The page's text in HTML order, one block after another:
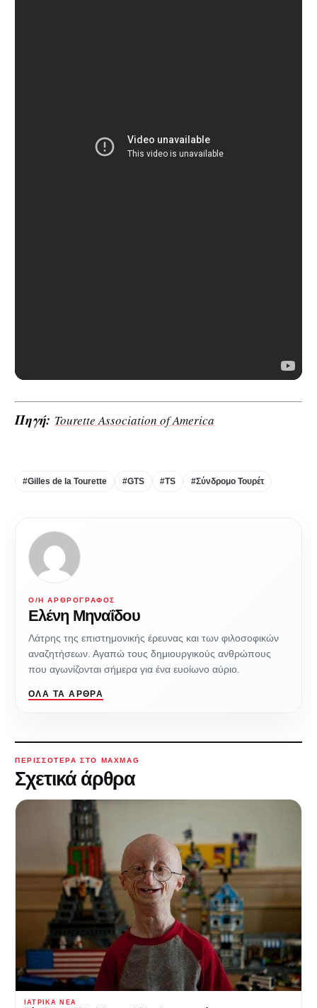
Πηγή: Tourette Association of America
#Gilles de la Tourette #GTS #TS #Σύνδρομο Τουρέτ
Ο/Η ΑΡΘΡΟΓΡΆΦΟΣ
Ελένη Μηναΐδου
Λάτρης της επιστημονικής έρευνας και των φιλοσοφικών
αναζητήσεων. Αγαπώ τους δημιουργικούς ανθρώπους
που αγωνίζονται σήμερα για ένα ευοίωνο αύριο.
ΌΛΑ ΤΑ ΆΡΘΡΑ
ΠΕΡΙΣΣΌΤΕΡΑ ΣΤΟ MAXMAG
Σχετικά άρθρα
ΙΑΤΡΙΚΆ ΝΈΑ